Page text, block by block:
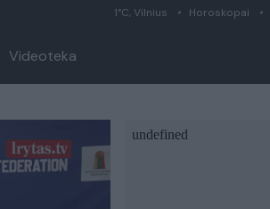
1°C, Vilnius Horoskopai
Videoteka